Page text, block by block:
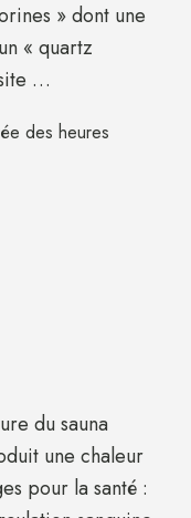
» dont une
« quartz
…
des heures
du sauna
une chaleur
pour la santé :